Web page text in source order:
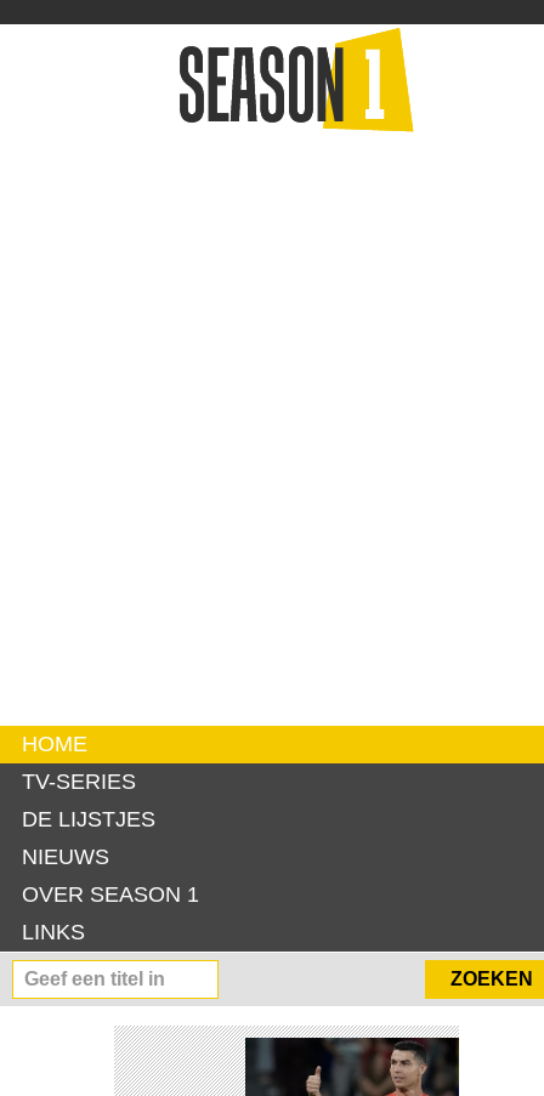
HOME
TV-SERIES
DE LIJSTJES
NIEUWS
OVER SEASON 1
LINKS